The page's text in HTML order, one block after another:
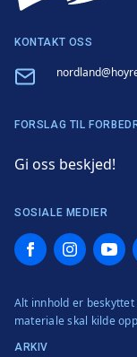
KONTAKT OSS
Email
FORSLAG TIL
Gi oss beskjed!
SOSIALE MEDIER
FacebookInstagram
Alt innhold er
materiale skal kilde
ARKIV